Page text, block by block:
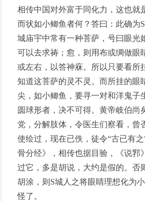
相传中国对外富于同化力，这也就
而状如小鲫鱼者何？答曰：此确为
城庙宇中常有一种菩萨，号曰眼光
可以去求祷；愈，则用布或绸做眼
或左右，以答神庥。所以只要看所
知道这菩萨的灵不灵。而所挂的眼
尖，如小鲫鱼，要寻一对和洋鬼子
圆球形者，决不可得。黄帝岐伯尚
党，分解肢体，令医生们察看，曾
使绘过，现在已佚，徒令“古已有
骨分经》，相传也据目验，《说郛
过它，多是胡说，大约是假的。否
胡涂，则S城人之将眼睛理想化为
怪了。